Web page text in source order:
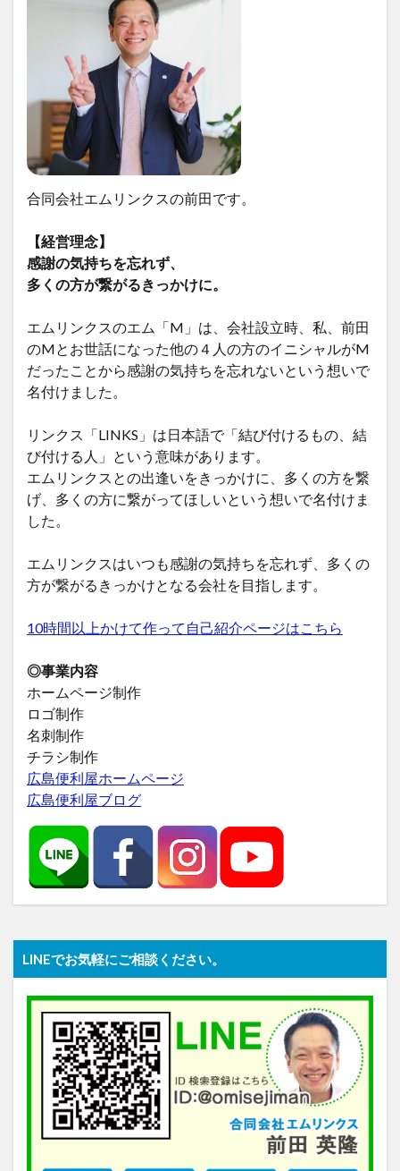
合同会社エムリンクスの前田です。
【経営理念】
感謝の気持ちを忘れず、
多くの方が繋がるきっかけに。
エムリンクスのエム「M」は、会社設立時、私、前田
のMとお世話になった他の４人の方のイニシャルがM
だったことから感謝の気持ちを忘れないという想いで
名付けました。
リンクス「LINKS」は日本語で「結び付けるもの、結
び付ける人」という意味があります。
エムリンクスとの出逢いをきっかけに、多くの方を繋
げ、多くの方に繋がってほしいという想いで名付けま
した。
エムリンクスはいつも感謝の気持ちを忘れず、多くの
方が繋がるきっかけとなる会社を目指します。
10時間以上かけて作って自己紹介ページはこちら
◎事業内容
ホームページ制作
ロゴ制作
名刺制作
チラシ制作
広島便利屋ホームページ
広島便利屋ブログ
LINEでお気軽にご相談ください。